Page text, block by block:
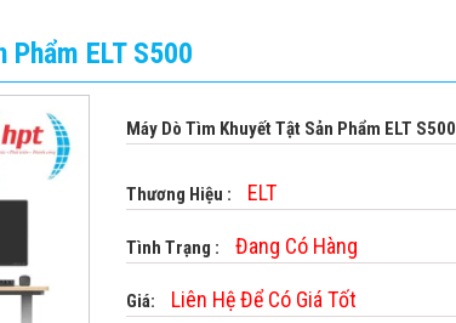
ELT S500
Máy Dò Tìm Khuyết Tật Sản Phẩm ELT S500
Thương Hiệu : ELT
Tình Trạng : Đang Có Hàng
Giá: Liên Hệ Để Có Giá Tốt